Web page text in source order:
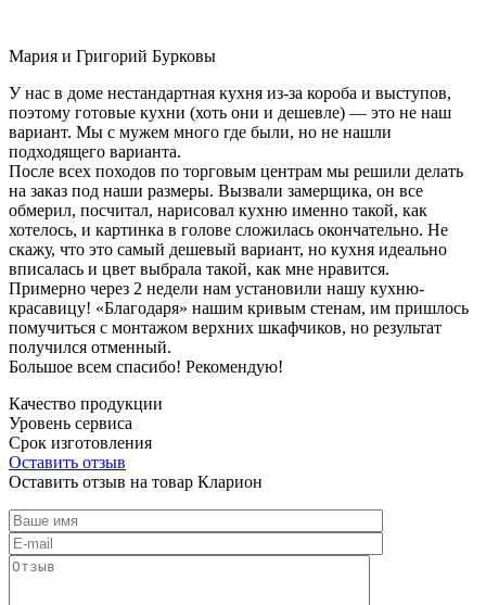
Мария и Григорий Бурковы
У нас в доме нестандартная кухня из-за короба и выступов,
поэтому готовые кухни (хоть они и дешевле) — это не наш
вариант. Мы с мужем много где были, но не нашли
подходящего варианта.
После всех походов по торговым центрам мы решили делать
на заказ под наши размеры. Вызвали замерщика, он все
обмерил, посчитал, нарисовал кухню именно такой, как
хотелось, и картинка в голове сложилась окончательно. Не
скажу, что это самый дешевый вариант, но кухня идеально
вписалась и цвет выбрала такой, как мне нравится.
Примерно через 2 недели нам установили нашу кухню-
красавицу! «Благодаря» нашим кривым стенам, им пришлось
помучиться с монтажом верхних шкафчиков, но результат
получился отменный.
Большое всем спасибо! Рекомендую!
Качество продукции
Уровень сервиса
Срок изготовления
Оставить отзыв
Оставить отзыв на товар Кларион